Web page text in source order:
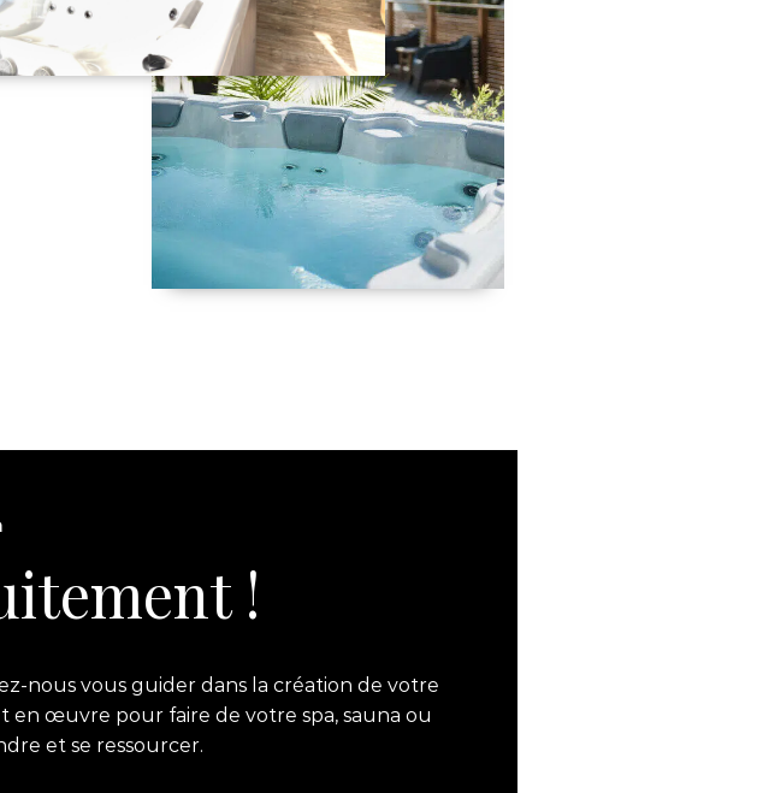
!
nous vous guider dans la création de votre
en œuvre pour faire de votre spa, sauna ou
et se ressourcer.